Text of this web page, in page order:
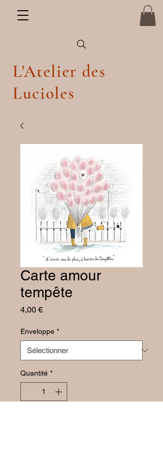
L'Atelier des
Lucioles
Carte amour
tempête
4,00 €Prix
Enveloppe *
Quantité *